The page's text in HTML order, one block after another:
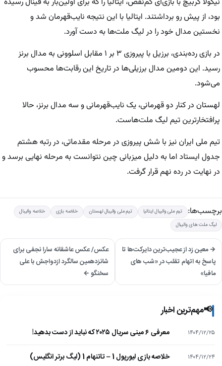
بود، از پیش رو برداشتند. ایتالیا با این نتیجه نایب‌قهرمان شد و
نخستین مدال خود را در لیگ ملت‌ها به دست آورد.
در بازی رده‌بندی، برزیل با پیروزی ۳ بر ۱ مقابل اسلوونی به مدال برنز
رسید. این دومین مدال برزیلی‌ها در تاریخ این رقابت‌ها محسوب
می‌شود.
لهستان در کنار دو قهرمانی، یک نایب‌قهرمانی و سه مدال برنز، حالا
پرافتخارترین تیم لیگ ملت‌هاست.
تیم ملی ایران نیز با شش پیروزی در مرحله مقدماتی، در رتبه هشتم
جدول ایستاد اما به دلیل میزبانی چین نتوانست به مرحله نهایی برسد و
در نهایت در رده نهم قرار گرفت.
برچسب‌ها: تیم ملی والیبال ایتالیا تیم ملی والیبال لهستان خلاصه بازی
خلاصه والیبال
لیگ ملت های والیبال
→ معین زد از عجیب‌ترین دایرکت‌ها تا
پاسخ به اتهام تقلب در «شب‌ های
مافیا»
عکس/ عکس عاشقانه سارا نجفی برای
شانزدهمین سالگرد ازدواجش با علی
سخنگو ←
📢مهم‌ترین اخبار
۱۴۰۴/۱۲/۲۵ معرفی ۶ مینی سریال ۲۰۲۵ که نباید از دست بدهید!
۱۴۰۴/۱۲/۲۴ خلاصه بازی لیورپول 1 – تاتنهام 1 (لیگ برتر انگلیس)